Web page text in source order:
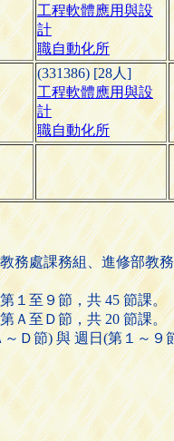
工程軟體應用與設
計
職自動化所
(331386) [28人]
工程軟體應用與設
計
職自動化所
務處課務組、進修部教
至９節，共 45 節課。
至Ｄ節，共 20 節課。
節) 與 週日(第１～９